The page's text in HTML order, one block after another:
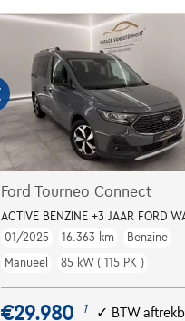
Ford Tourneo Connect
ACTIVE BENZINE +3 JAAR FORD
01/2025
16.363 km
Benzine
Manueel
85 kW ( 115 PK )
€29.980 1 ✓ BTW